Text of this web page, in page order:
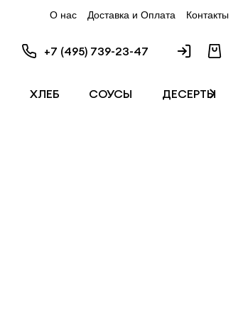
О нас Доставка и Оплата Контакты
+7 (495) 739-23-47
ХЛЕБ СОУСЫ ДЕСЕРТЫ